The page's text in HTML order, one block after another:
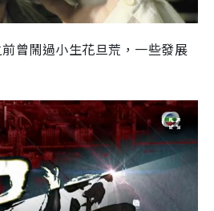
曾鬧過小生花旦荒，一些發展